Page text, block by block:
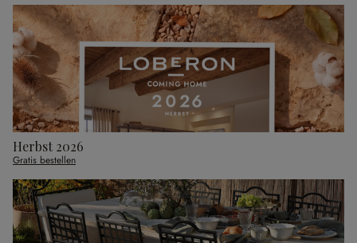
Herbst 2026
Gratis bestellen